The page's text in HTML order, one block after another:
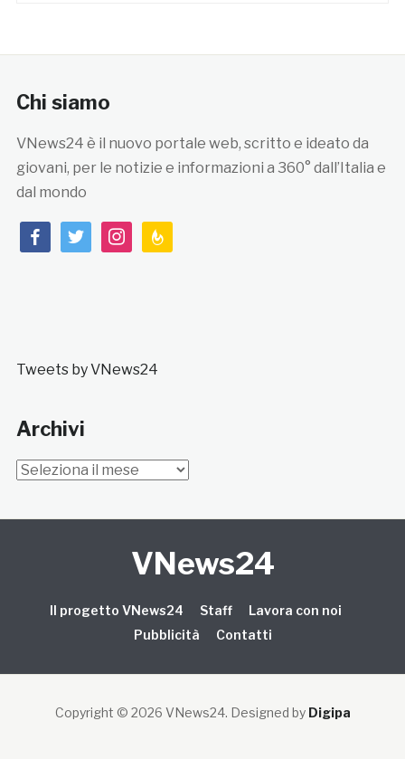
Chi siamo
VNews24 è il nuovo portale web, scritto e ideato da
giovani, per le notizie e informazioni a 360° dall’Italia e
dal mondo
facebooktwitterinstagramfeedburner
Tweets by VNews24
Archivi
Archivi
VNews24
Il progetto VNews24 Staff
Lavora con noi
Pubblicità
Contatti
Copyright © 2026 VNews24. Designed by Digipa